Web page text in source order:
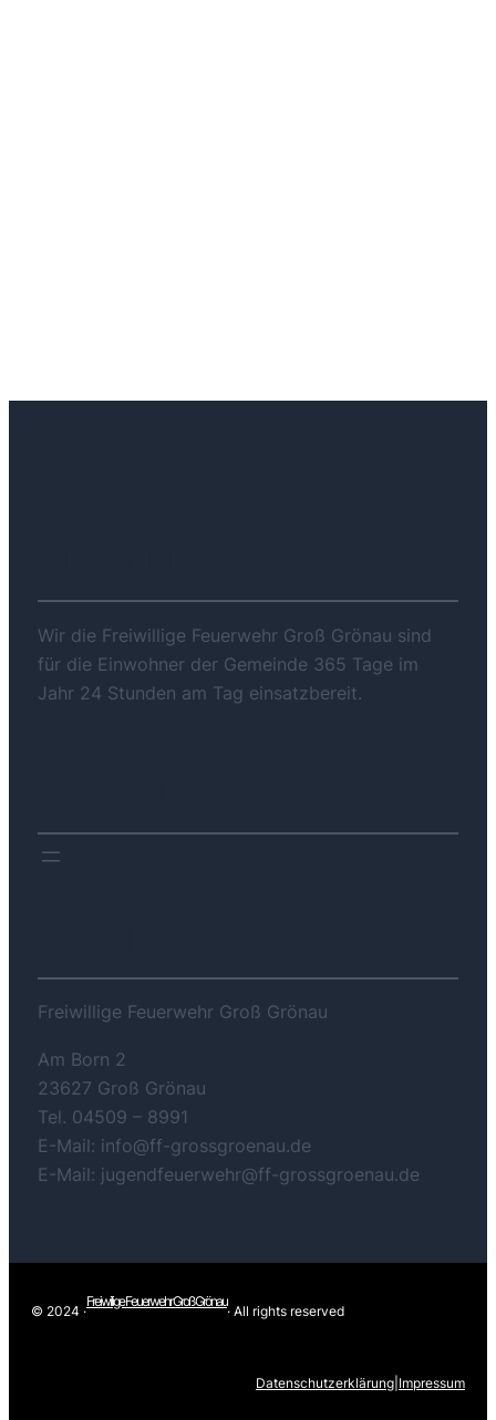
Wir die Freiwillige Feuerwehr Groß Grönau sind
für die Einwohner der Gemeinde 365 Tage im
Jahr 24 Stunden am Tag einsatzbereit.
Freiwillige Feuerwehr Groß Grönau
Am Born 2
23627 Groß Grönau
Tel. 04509 – 8991
E-Mail: info@ff-grossgroenau.de
E-Mail: jugendfeuerwehr@ff-grossgroenau.de
© 2024 ·
Freiwilige Feuerwehr Groß Grönau
· All rights reserved
Datenschutzerklärung Impressum